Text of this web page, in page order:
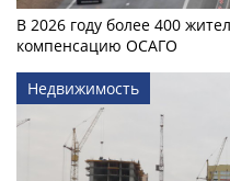
В 2026 году более 400
компенсацию ОСАГО
Недвижимость